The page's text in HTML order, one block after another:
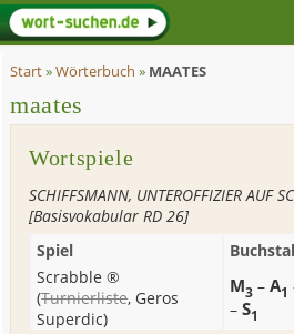
Start»Wörterbuch » MAATES
maates
Wortspiele
SCHIFFSMANN, UNTEROFFIZIER AUF
[Basisvokabular RD 26]
Spiel
Scrabble ®
(Turnierliste, Geros
Superdic)
M3 –A1
–S1